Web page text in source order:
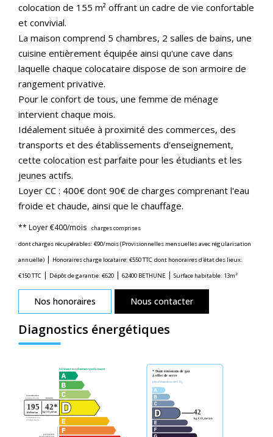
colocation de 155 m² offrant un cadre de vie confortable
et convivial.
La maison comprend 5 chambres, 2 salles de bains, une
cuisine entièrement équipée ainsi qu'une cave dans
laquelle chaque colocataire dispose de son armoire de
rangement privative.
Pour le confort de tous, une femme de ménage
intervient chaque mois.
Idéalement située à proximité des commerces, des
transports et des établissements d'enseignement,
cette colocation est parfaite pour les étudiants et les
jeunes actifs.
Loyer CC : 400€ dont 90€ de charges comprenant l'eau
froide et chaude, ainsi que le chauffage.
** Loyer €400/mois
charges comprises
dont charges récupérables: €90/mois (Provisionnelles mensuelles avec régularisation
annuelle) | Honoraires charge locataire: €550 TTC dont honoraires d'état des lieux:
€150 TTC | Dépôt de garantie: €620 | 62400 BETHUNE | Surface habitable: 13m²
Nos honoraires Nous contacter
Diagnostics énergétiques